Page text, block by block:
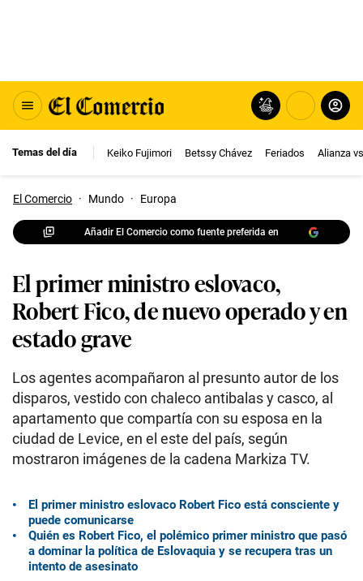
Temas del día Keiko Fujimori Betssy Chávez Feriados Alianza
El Comercio · Mundo · Europa
Añadir El Comercio como fuente preferida en
El primer ministro eslovaco,
Robert Fico, de nuevo operado y en
estado grave
Los agentes acompañaron al presunto autor de los
disparos, vestido con chaleco antibalas y casco, al
apartamento que compartía con su esposa en la
ciudad de Levice, en el este del país, según
mostraron imágenes de la cadena Markiza TV.
El primer ministro eslovaco Robert Fico está consciente y
puede comunicarse
Quién es Robert Fico, el polémico primer ministro que pasó
a dominar la política de Eslovaquia y se recupera tras un
intento de asesinato